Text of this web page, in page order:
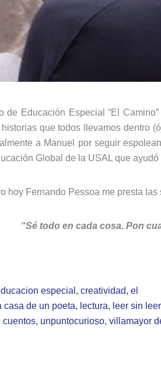
de Educación Especial “El
que todos llevamos dentro
a Manuel por seguir
Global de la USAL que
hoy Fernando Pessoa me presta las
“Sé todo en cada cosa. Pon
especial , creatividad, el
casa de un poeta, lectura, leer sin leer
cuentos, unpuntocurioso, villamayor